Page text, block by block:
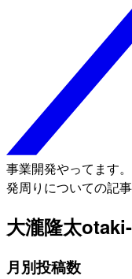
事業開発やってます
発周りについての記事
大瀧隆太
月別投稿数